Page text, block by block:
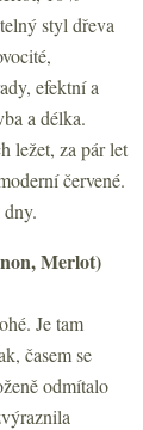
styl dřeva
efektní a
a délka.
ležet, za pár let
červené.
Merlot)
Je tam
časem se
odmítalo